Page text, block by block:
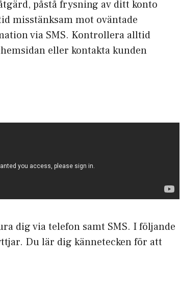
påstå frysning av ditt konto
misstänksam mot oväntade
via SMS. Kontrollera alltid
eller kontakta kunden
dig via telefon samt SMS. I följande
Du lär dig kännetecken för att